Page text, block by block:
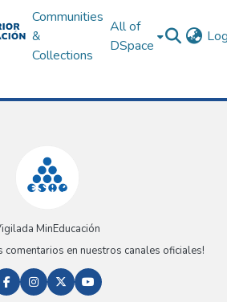
Communities
&
Collections
All of
DSpace
MinEducación
comentarios en nuestros canales oficiales!